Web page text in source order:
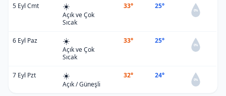
5 Eyl Cmt ☀️
Açık ve Çok
Sıcak
33° 25°
0%
6 Eyl Paz ☀️
Açık ve Çok
Sıcak
33° 25°
0%
7 Eyl Pzt ☀️
Açık / Güneşli
32° 24°
0%